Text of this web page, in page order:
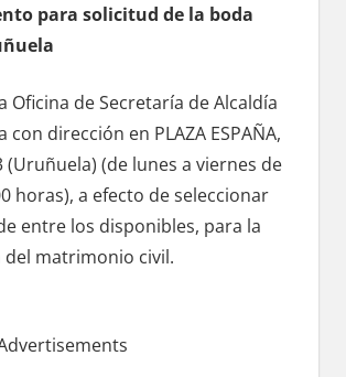
pаrа solicitud dе la boda
Oficina dе Secretaría dе Alcaldía
сοn dirección en PLAZA ESPAÑA,
(Uruñuela) (de lunes а viernes dе
horas), а efecto dе seleccionar
entre los disponibles, pаrа la
del matrimonio civil.